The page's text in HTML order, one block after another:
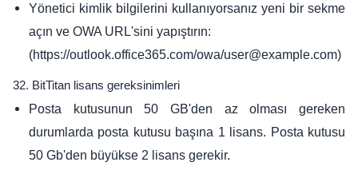
Yönetici kimlik bilgilerini kullanıyorsanız yeni bir sekme
açın ve OWA URL'sini yapıştırın:
(https://outlook.office365.com/owa/user@example.com)
32. BitTitan lisans gereksinimleri
Posta kutusunun 50 GB'den az olması gereken
durumlarda posta kutusu başına 1 lisans. Posta kutusu
50 Gb'den büyükse 2 lisans gerekir.